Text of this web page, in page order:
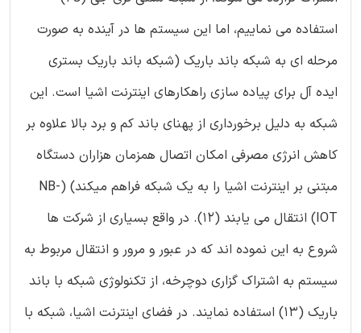
استفاده می نماییم، اما این سیستم ها در آینده به صورت
مرحله ای به شبکه باند باریک (شبکه باند باریک بستری
ایده آل برای پیاده سازی راهکارهای اینترنت اشیا است. این
شبکه به دلیل برخورداری از پهنای باند کم و برد بالا علاوه بر
کاهش انرژی مصرفی امکان اتصال همزمان هزاران دستگاه
مبتنی بر اینترنت اشیا را به یک شبکه فراهم میکند) (NB-
IOT) انتقال می یابند (12). در واقع بسیاری از شرکت ها
شروع به این نموده اند که در عبور و مرور و انتقال مربوط به
سیستم به اشتراک گزاری دوچرخه، از تکنولوژی شبکه با باند
باریک (13) استفاده نمایند. در فضای اینترنت اشیا، شبکه با